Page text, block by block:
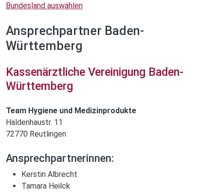
Bundesland auswählen
Ansprechpartner Baden-
Württemberg
Kassenärztliche Vereinigung Baden-
Württemberg
Team Hygiene und Medizinprodukte
Haldenhaustr. 11
72770 Reutlingen
Ansprechpartnerinnen:
Kerstin Albrecht
Tamara Heilck